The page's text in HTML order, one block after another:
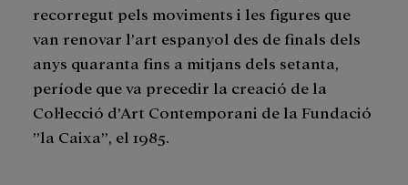
recorregut pels moviments i les figures que
van renovar l’art espanyol des de finals dels
anys quaranta fins a mitjans dels setanta,
període que va precedir la creació de la
Col·lecció d’Art Contemporani de la Fundació
”la Caixa”, el 1985.